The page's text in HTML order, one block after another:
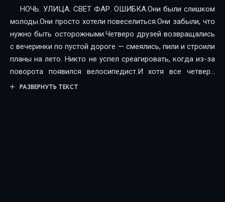
НОЧЬ. УЛИЦА. СВЕТ ФАР. ОШИБКА.Они были слишком
молоды.Они просто хотели повеселиться.Они забыли, что
нужно быть осторожными.Четверо друзей возвращались
с вечеринки по пустой дороге — смеялись, пили и строили
планы на лето. Никто не успел среагировать, когда из-за
поворота появился велосипедист.И хотя все четверо
поклялись начать жить заново и навсегда забыть о той
РАЗВЕРНУТЬ ТЕКСТ